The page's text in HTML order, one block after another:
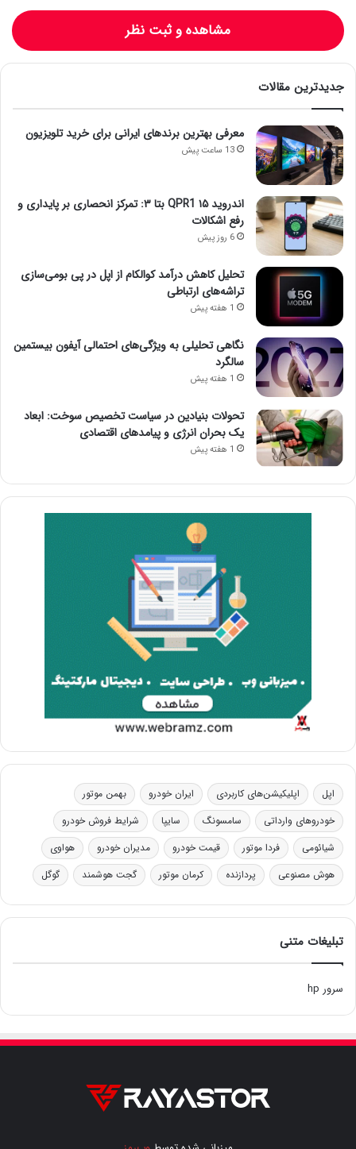
مشاهده و ثبت نظر
جدیدترین مقالات
معرفی بهترین برندهای ایرانی برای خرید تلویزیون
13 ساعت پیش
اندروید ۱۵ QPR1 بتا ۳: تمرکز انحصاری بر پایداری و
رفع اشکالات
6 روز پیش
تحلیل کاهش درآمد کوالکام از اپل در پی بومی‌سازی
تراشه‌های ارتباطی
1 هفته پیش
نگاهی تحلیلی به ویژگی‌های احتمالی آیفون بیستمین
سالگرد
1 هفته پیش
تحولات بنیادین در سیاست تخصیص سوخت: ابعاد
یک بحران انرژی و پیامدهای اقتصادی
1 هفته پیش
اپل اپلیکیشن‌های کاربردی ایران خودرو
بهمن موتور
خودروهای وارداتی
سامسونگ سایپا
شرایط فروش خودرو
شیائومی
فردا موتور قیمت خودرو مدیران خودرو
هواوی
هوش مصنوعی
پردازنده کرمان موتور گجت هوشمند گوگل
تبلیغات متنی
سرور hp